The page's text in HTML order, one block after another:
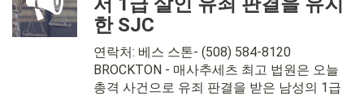
한 SJC
연락처: 베스 스톤- (508) 584-8120
BROCKTON - 매사추세츠 최고 법원은 오늘
총격 사건으로 유죄 판결을 받은 남성의 1급